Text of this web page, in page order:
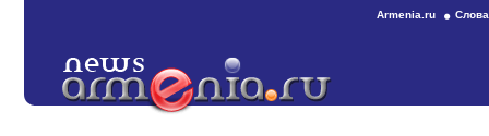
Armenia.ru